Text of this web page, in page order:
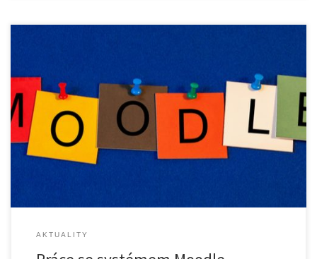
Centrum pro podporu e-learningu Vás zve na sérii školení základní
práce se systémem Moodle. Všechna tři školení jsou vhodná pro
začátečníky bez předchozích zkušeností s Moodlem a budou probíhat
formou workshopu. Proto je vhodné, aby si účastníci přinesli vlastní
notebooky. Jelikož je možné absolvovat pouze některá školení ze
série, je […]
AKTUALITY